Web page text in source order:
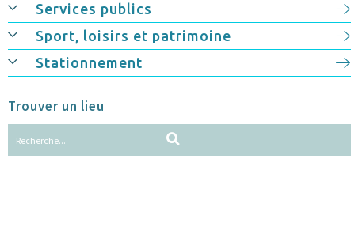
Services publics
Sport, loisirs et patrimoine
Stationnement
Trouver un lieu